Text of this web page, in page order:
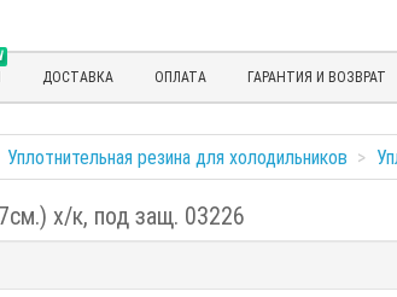
ДОСТАВКА ОПЛАТА ГАРАНТИЯ И ВОЗВРАТ
Уплотнительная резина для холодильников
х/к, под защ. 03226